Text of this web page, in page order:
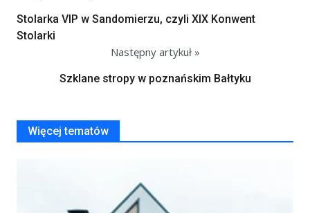
Stolarka VIP w Sandomierzu, czyli XIX Konwent
Stolarki
Następny artykuł »
Szklane stropy w poznańskim Bałtyku
Więcej tematów